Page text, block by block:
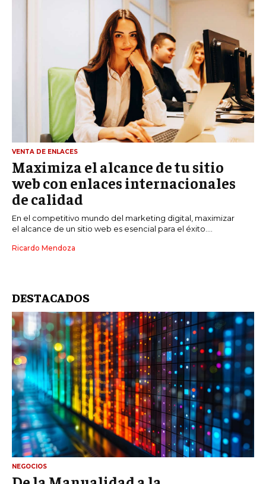
VENTA DE ENLACES
Maximiza el alcance de tu sitio
web con enlaces internacionales
de calidad
En el competitivo mundo del marketing digital, maximizar
el alcance de un sitio web es esencial para el éxito....
Ricardo Mendoza
DESTACADOS
NEGOCIOS